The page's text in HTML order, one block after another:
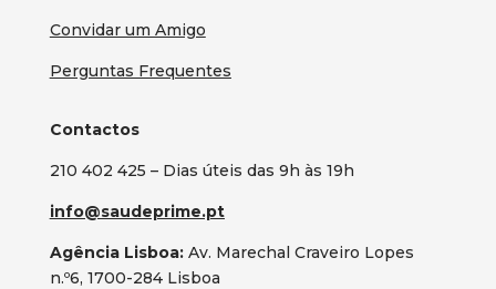
Convidar um Amigo
Perguntas Frequentes
Contactos
210 402 425 – Dias úteis das 9h às 19h
info@saudeprime.pt
Agência Lisboa: Av. Marechal Craveiro Lopes
n.º6, 1700-284 Lisboa